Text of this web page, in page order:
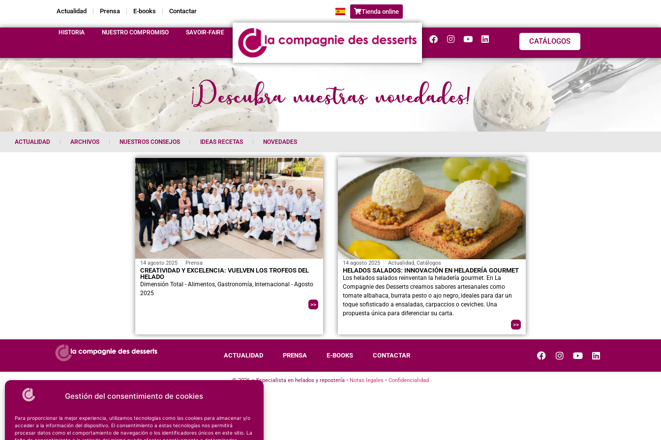
Gestión del consentimiento de cookies
Para proporcionar la mejor experiencia, utilizamos tecnologías como las cookies para almacenar y/o
acceder a la información del dispositivo. El consentimiento a estas tecnologías nos permitirá
procesar datos como el comportamiento de navegación o los identificadores únicos en este sitio. La
Actualidad Prensa E-books Contactar Tienda online
HISTORIA NUESTRO COMPROMISO SAVOIR-FAIRE
CATÁLOGOS
¡Descubra nuestras novedades!
ACTUALIDAD ARCHIVOS NUESTROS CONSEJOS IDEAS RECETAS NOVEDADES
14 agosto 2025 Prensa
CREATIVIDAD Y EXCELENCIA: VUELVEN LOS TROFEOS DEL
HELADO
Dimensión Total - Alimentos, Gastronomía, Internacional - Agosto
2025
>>
14 agosto 2025 Actualidad, Catálogos
HELADOS SALADOS: INNOVACIÓN EN HELADERÍA GOURMET
Los helados salados reinventan la heladería gourmet. En La
Compagnie des Desserts creamos sabores artesanales como
tomate albahaca, burrata pesto o ajo negro, ideales para dar un
toque sofisticado a ensaladas, carpaccios o ceviches. Una
propuesta única para diferenciar su carta.
>>
ACTUALIDAD PRENSA E-BOOKS CONTACTAR
© 2026 – Especialista en helados y repostería • Notas legales • Confidencialidad